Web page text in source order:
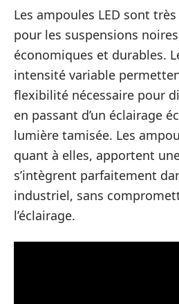
Les ampoules LED sont
pour les suspensions
économiques et durables.
intensité variable
flexibilité nécessaire pour
en passant d’un éclairage
lumière tamisée. Les
quant à elles, apportent
s’intègrent parfaitement
industriel, sans
l’éclairage.